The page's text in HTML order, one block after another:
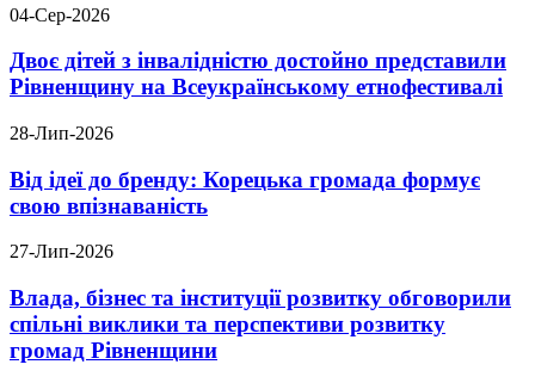
04-Сер-2026
Двоє дітей з інвалідністю достойно представили
Рівненщину на Всеукраїнському етнофестивалі
28-Лип-2026
Від ідеї до бренду: Корецька громада формує
свою впізнаваність
27-Лип-2026
Влада, бізнес та інституції розвитку обговорили
спільні виклики та перспективи розвитку
громад Рівненщини